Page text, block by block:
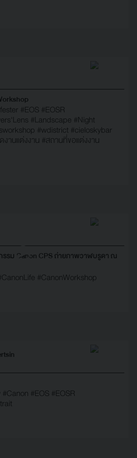
#EOS #EOSR
#Landscape #Night
#wdistrict #cieloskybar
านแต่งงาน #สถานที่ขอแต่งงาน
รม Canon CPS ถ่ายภาพวาฬบรูดา ณ
#CanonWorkshop
#Canon #EOS #EOSR